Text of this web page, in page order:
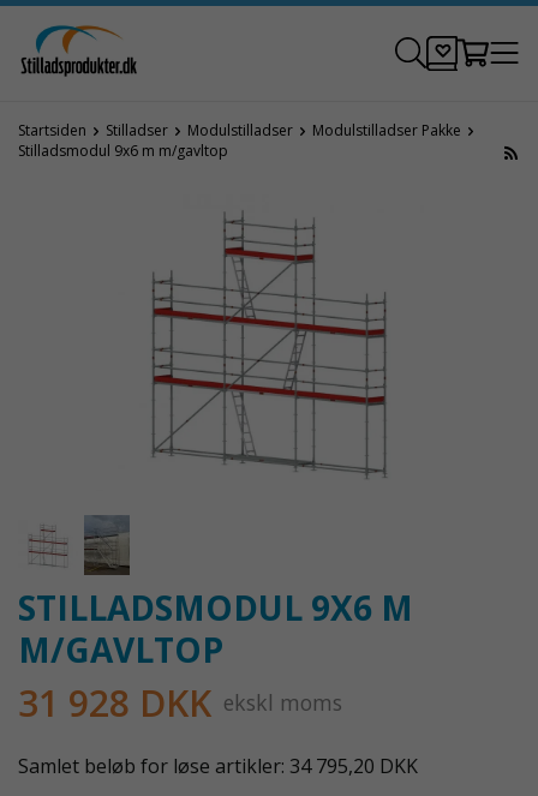
Startsiden Stilladser Modulstilladser
Modulstilladser Pakke
Stilladsmodul 9x6 m m/gavltop
STILLADSMODUL 9X6 M
M/GAVLTOP
31 928 DKK ekskl moms
Samlet beløb for løse artikler: 34 795,20 DKK